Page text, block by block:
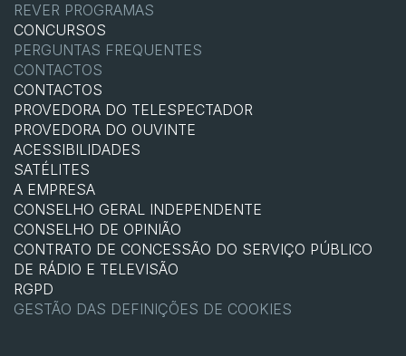
REVER PROGRAMAS
CONCURSOS
PERGUNTAS FREQUENTES
CONTACTOS
CONTACTOS
PROVEDORA DO TELESPECTADOR
PROVEDORA DO OUVINTE
ACESSIBILIDADES
SATÉLITES
A EMPRESA
CONSELHO GERAL INDEPENDENTE
CONSELHO DE OPINIÃO
CONTRATO DE CONCESSÃO DO SERVIÇO PÚBLICO
DE RÁDIO E TELEVISÃO
RGPD
GESTÃO DAS DEFINIÇÕES DE COOKIES